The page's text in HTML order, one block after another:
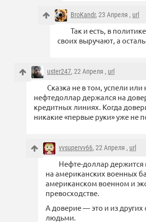
BroKandr, 23 Апреля , url
Так и есть, в
своих выручают, а
uster247, 22 Апреля , url
Сказка не в том, успели или
нефтедоллар держался на
кредитных линиях. Когда
никакие «первые руки» уже не
vvsupervv66, 22 Апреля , url
Нефте-доллар держится
на американских военных
американском военном и
превосходстве.
А доверие — это и из
людьми.